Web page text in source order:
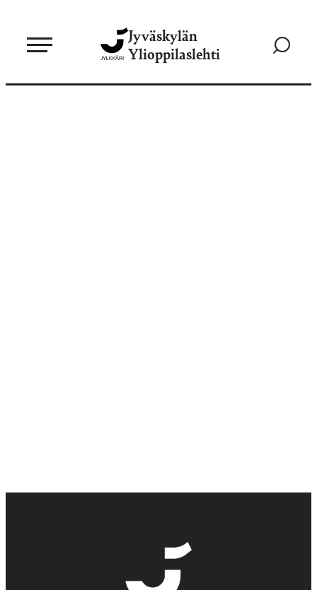
sisältöön
Jyväskylän
Ylioppilaslehti
Siirry